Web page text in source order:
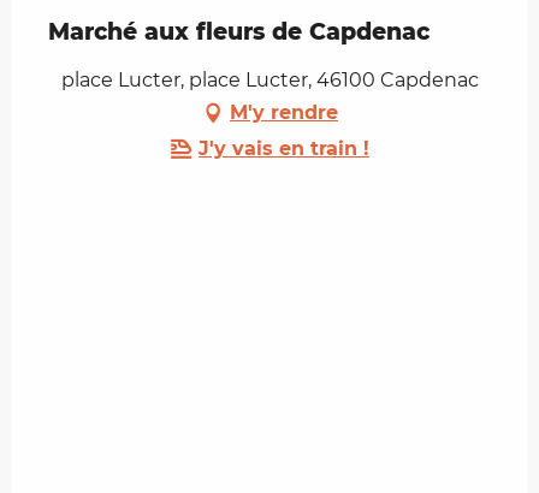
Marché aux fleurs de Capdenac
place Lucter, place Lucter, 46100 Capdenac
M'y rendre
J'y vais en train !